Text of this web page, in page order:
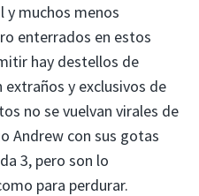
y muchos menos
enterrados en estos
hay destellos de
y exclusivos de
no se vuelvan virales de
Andrew con sus gotas
3, pero son lo
para perdurar.